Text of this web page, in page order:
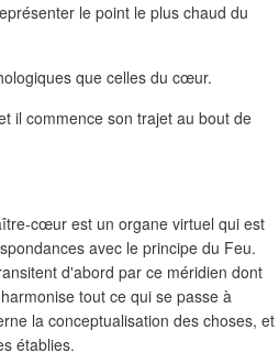
le point le plus chaud du
que celles du cœur.
il commence son trajet au bout de
cœur est un organe virtuel qui est
avec le principe du Feu.
d'abord par ce méridien dont
tout ce qui se passe à
la conceptualisation des choses, et
établies.